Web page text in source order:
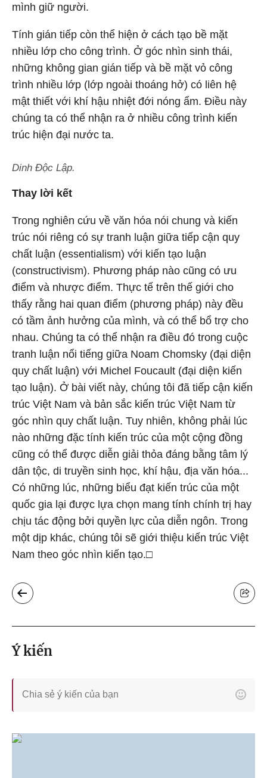
mình giữ người.
Tính gián tiếp còn thể hiện ở cách tạo bề mặt
nhiều lớp cho công trình. Ở góc nhìn sinh thái,
những không gian gián tiếp và bề mặt vỏ công
trình nhiều lớp (lớp ngoài thoáng hở) có liên hệ
mật thiết với khí hậu nhiệt đới nóng ẩm. Điều này
chúng ta có thể nhận ra ở nhiều công trình kiến
trúc hiện đại nước ta.
Dinh Độc Lập.
Thay lời kết
Trong nghiên cứu về văn hóa nói chung và kiến
trúc nói riêng có sự tranh luận giữa tiếp cận quy
chất luận (essentialism) với kiến tạo luận
(constructivism). Phương pháp nào cũng có ưu
điểm và nhược điểm. Thực tế trên thế giới cho
thấy rằng hai quan điểm (phương pháp) này đều
có tầm ảnh hưởng của mình, và có thể bổ trợ cho
nhau. Chúng ta có thể nhận ra điều đó trong cuộc
tranh luận nổi tiếng giữa Noam Chomsky (đại diện
quy chất luận) với Michel Foucault (đại diện kiến
tạo luận). Ở bài viết này, chúng tôi đã tiếp cận kiến
trúc Việt Nam và bản sắc kiến trúc Việt Nam từ
góc nhìn quy chất luận. Tuy nhiên, không phải lúc
nào những đặc tính kiến trúc của một cộng đồng
cũng có thể được diễn giải thỏa đáng bằng tâm lý
dân tộc, di truyền sinh học, khí hậu, địa văn hóa...
Có những lúc, những biểu đạt kiến trúc của một
quốc gia lại được lựa chọn mang tính chính trị hay
chịu tác động bởi quyền lực của diễn ngôn. Trong
một dịp khác, chúng tôi sẽ giới thiệu kiến trúc Việt
Nam theo góc nhìn kiến tạo.□
Ý kiến